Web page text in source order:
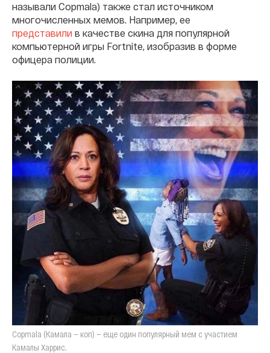
называли Copmala) также стал источником
многочисленных мемов. Например, ее
представили в качестве скина для популярной
компьютерной игры Fortnite, изобразив в форме
офицера полиции.
Copmala (Камала — коп) — еще один популярный мем с участием
Камалы Харрис.